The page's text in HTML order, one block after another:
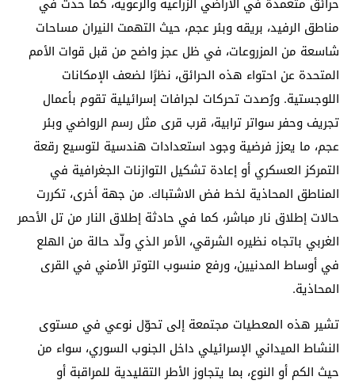
مناطق الرفيد، بريقه وبئر عجم، حيث التهمت النيران مساحات
شاسعة من المزروعات، في ظل عجز واضح من قبل قوات الأمم
المتحدة عن احتواء هذه الحرائق، نظرًا لضعف الإمكانات
اللوجستية. ورُصدت تحركات لجرافات إسرائيلية تقوم بأعمال
تجريف وحفر سواتر ترابية، قرب قرى مثل رسم الرواضي وبئر
عجم، ما يعزز فرضية وجود استعدادات هندسية لتوسيع رقعة
التمركز العسكري أو إعادة تشكيل التوازنات الجغرافية في
المناطق المحاذية لخط فض الاشتباك. من جهة أخرى، تكررت
حالات إطلاق نار مباشر، كما في حادثة إطلاق النار من تل الأحمر
الغربي باتجاه نظيره الشرقي، الأمر الذي ولّد حالة من الهلع
في أوساط المدنيين، ورفع منسوب التوتر الأمني في القرى
المحاذية.
تشير هذه المعطيات مجتمعة إلى تحوّل نوعي في مستوى
النشاط الميداني الإسرائيلي داخل الجنوب السوري، سواء من
حيث الكم أو النوع، بما يتجاوز الأطر التقليدية للمراقبة أو